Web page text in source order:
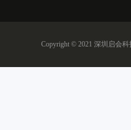
Copyright © 2021 深圳启会